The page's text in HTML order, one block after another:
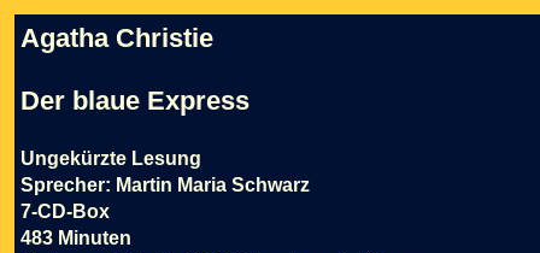
Agatha Christie
Der blaue Express
Ungekürzte Lesung
Sprecher: Martin Maria Schwarz
7-CD-Box
483 Minuten